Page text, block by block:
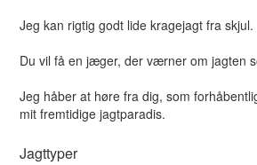
Jeg kan rigtig godt lide kragejagt fra skjul.
Du vil få en jæger, der værner om jagten
Jeg håber at høre fra dig, som
mit fremtidige jagtparadis.
Jagttyper